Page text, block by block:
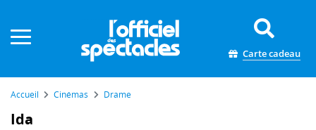
Carte cadeau
Accueil Cinémas Drame
Ida